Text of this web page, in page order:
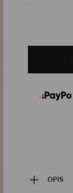
OPIS